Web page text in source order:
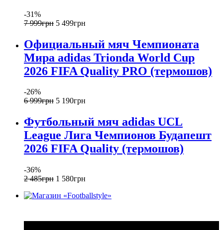
-31%
7 999грн 5 499грн
Официальный мяч Чемпионата
Мира adidas Trionda World Cup
2026 FIFA Quality PRO (термошов)
-26%
6 999грн 5 190грн
Футбольный мяч adidas UCL
League Лига Чемпионов Будапешт
2026 FIFA Quality (термошов)
-36%
2 485грн 1 580грн